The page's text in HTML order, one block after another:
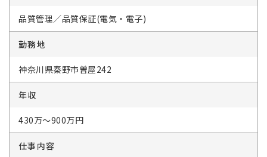
品質管理／品質保証(電気・電子)
勤務地
神奈川県秦野市曽屋242
年収
430万～900万円
仕事内容